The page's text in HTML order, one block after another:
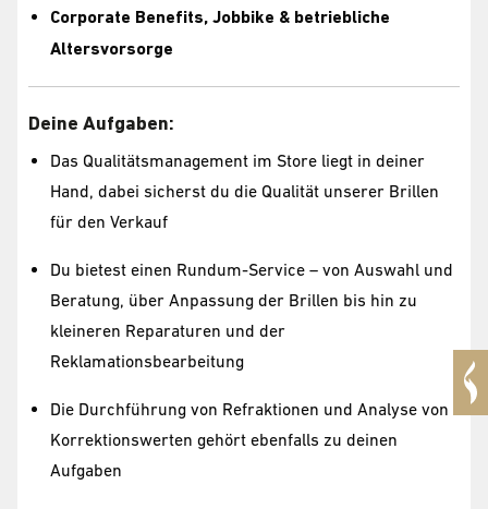
Corporate Benefits, Jobbike & betriebliche
Altersvorsorge
Deine Aufgaben:
Das Qualitätsmanagement im Store liegt in deiner
Hand, dabei sicherst du die Qualität unserer Brillen
für den Verkauf
Du bietest einen Rundum-Service – von Auswahl und
Beratung, über Anpassung der Brillen bis hin zu
kleineren Reparaturen und der
Reklamationsbearbeitung
Die Durchführung von Refraktionen und Analyse von
Korrektionswerten gehört ebenfalls zu deinen
Aufgaben